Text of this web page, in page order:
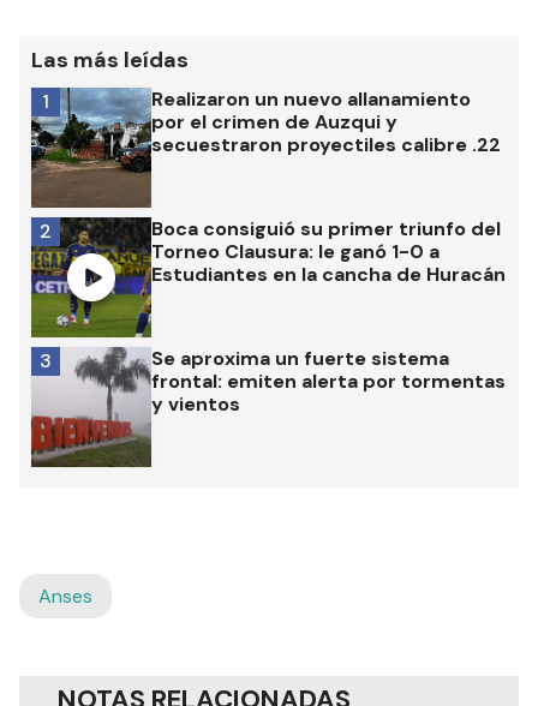
Las más leídas
Realizaron un nuevo allanamiento
por el crimen de Auzqui y
secuestraron proyectiles calibre .22
1
Boca consiguió su primer triunfo del
Torneo Clausura: le ganó 1-0 a
Estudiantes en la cancha de Huracán
2
Se aproxima un fuerte sistema
frontal: emiten alerta por tormentas
y vientos
3
Anses